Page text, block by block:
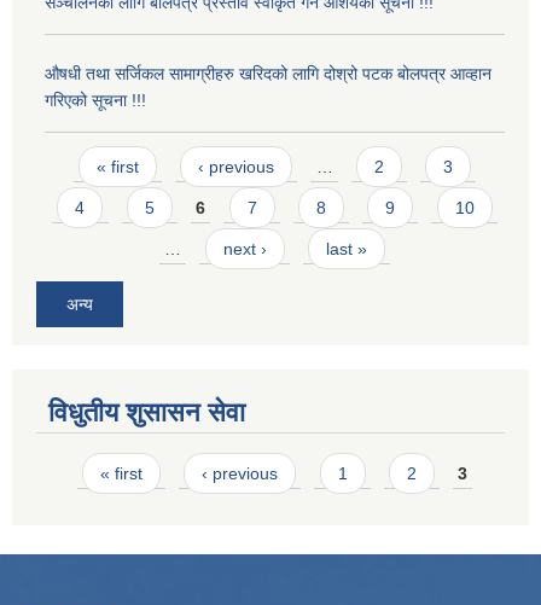
औषधी तथा सर्जिकल सामाग्रीहरु खरिदको लागि दोश्रो पटक बोलपत्र आव्हान
गरिएको सूचना !!!
Pages
« first ‹ previous 2 3
4 5 6 7 8 9 10
next › last »
अन्य
विधुतीय शुसासन सेवा
Pages
« first ‹ previous 1 2 3